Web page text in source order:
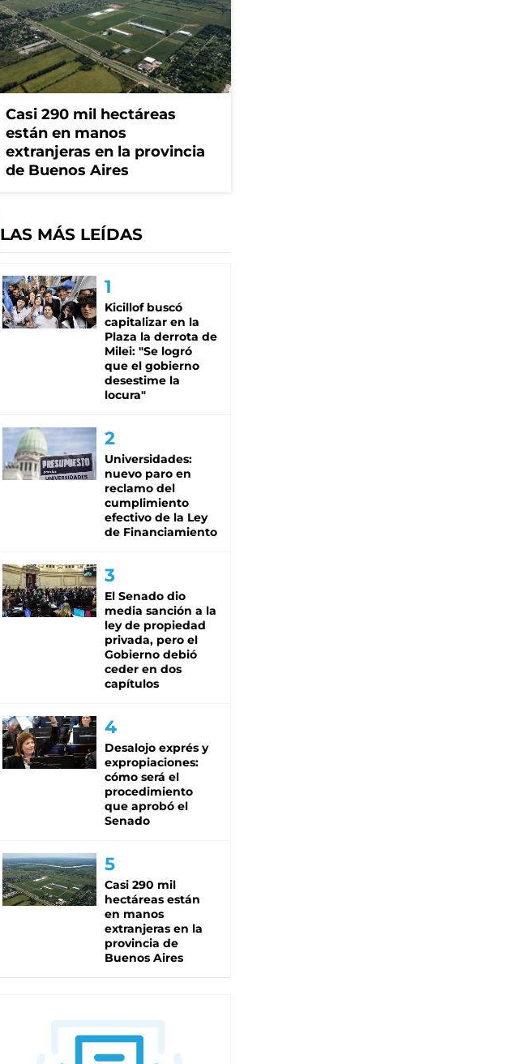
Casi 290 mil hectáreas
están en manos
extranjeras en la provincia
de Buenos Aires
LAS MÁS LEÍDAS
Kicillof buscó
capitalizar en la
Plaza la derrota de
Milei: "Se logró
que el gobierno
desestime la
locura"
Universidades:
nuevo paro en
reclamo del
cumplimiento
efectivo de la Ley
de Financiamiento
El Senado dio
media sanción a la
ley de propiedad
privada, pero el
Gobierno debió
ceder en dos
capítulos
Desalojo exprés y
expropiaciones:
cómo será el
procedimiento
que aprobó el
Senado
Casi 290 mil
hectáreas están
en manos
extranjeras en la
provincia de
Buenos Aires